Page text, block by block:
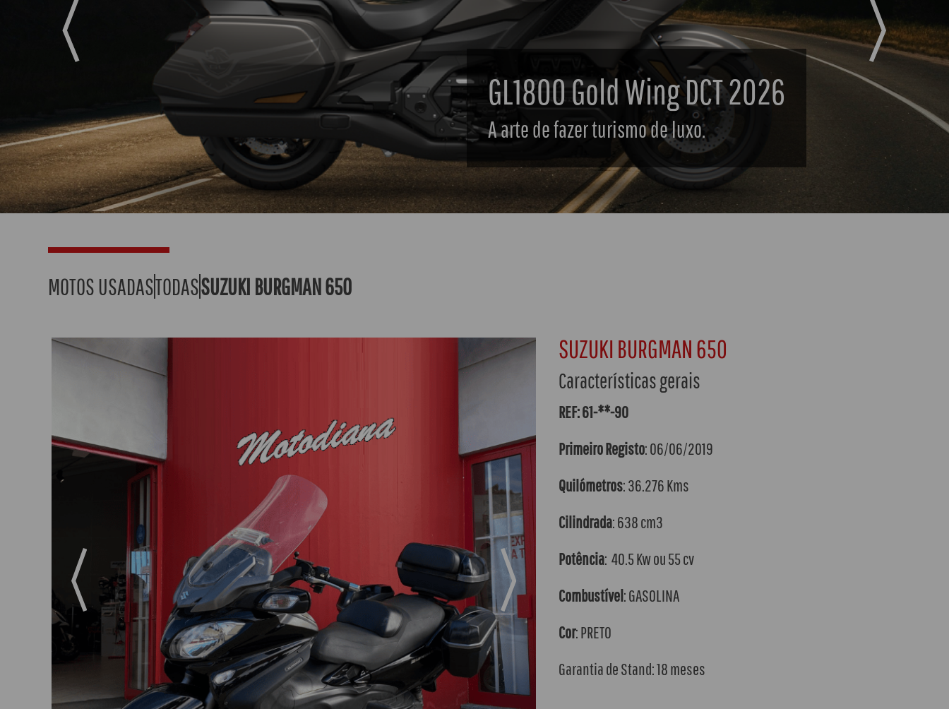
CRF1100L Africa Twin Adventure Sports 2026
A essência do turismo de aventura.
Previous Next
MOTOS USADASTODASSUZUKI BURGMAN 650
SUZUKI BURGMAN 650
Características gerais
REF: 61-**-90
Primeiro Registo: 06/06/2019
Quilómetros: 36.276 Kms
Cilindrada: 638 cm3
Potência: 40.5 Kw ou 55 cv
Combustível: GASOLINA
Cor: PRETO
Garantia de Stand: 18 meses